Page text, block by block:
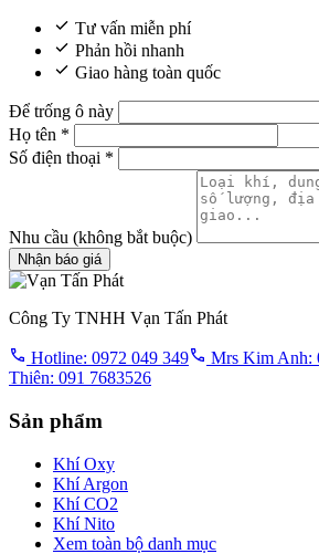
Tư vấn miễn phí
Phản hồi nhanh
Giao hàng toàn quốc
Để trống ô này
Họ tên *
Số điện thoại *
Nhu cầu (không bắt buộc)
Nhận báo giá
Công Ty TNHH Vạn Tấn Phát
Hotline: 0972 049 349 Mrs Kim Anh:
Thiên: 091 7683526
Sản phẩm
Khí Oxy
Khí Argon
Khí CO2
Khí Nito
Xem toàn bộ danh mục